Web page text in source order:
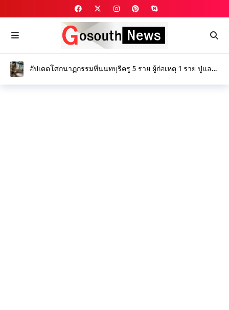
อัปเดตโศกนาฏกรรมที่นนทบุรีครู 5 ราย ผู้ก่อเหตุ 1 ราย ปู่และ